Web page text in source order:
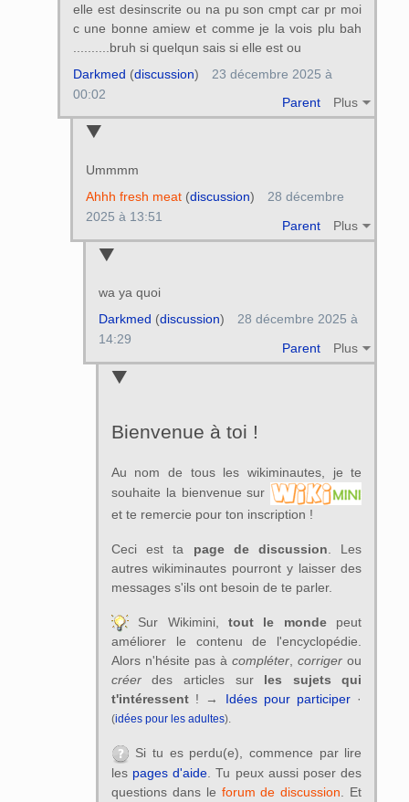
elle est desinscrite ou na pu son cmpt car pr moi
c une bonne amiew et comme je la vois plu bah
..........bruh si quelqun sais si elle est ou
Parent Plus
Darkmed (discussion)
23 décembre 2025 à
00:02
Ummmm
Parent Plus
Ahhh fresh meat(discussion)
28 décembre
2025 à 13:51
wa ya quoi
Parent Plus
Darkmed (discussion)
28 décembre 2025 à
14:29
Bienvenue à toi !
Au nom de tous les wikiminautes, je te
souhaite la bienvenue sur
et te remercie pour ton inscription !
Ceci est ta page de discussion. Les
autres wikiminautes pourront y laisser des
messages s'ils ont besoin de te parler.
Sur Wikimini, tout le mondepeut
améliorer le contenu de l'encyclopédie.
Alors n'hésite pas àcompléter,corriger ou
créerdes articles sur les sujets qui
t'intéressent! → Idées pour participer·
(idées pour les adultes).
Si tu es perdu(e), commence par lire
les pages d'aide . Tu peux aussi poser des
questions dans le forum de discussion . Et